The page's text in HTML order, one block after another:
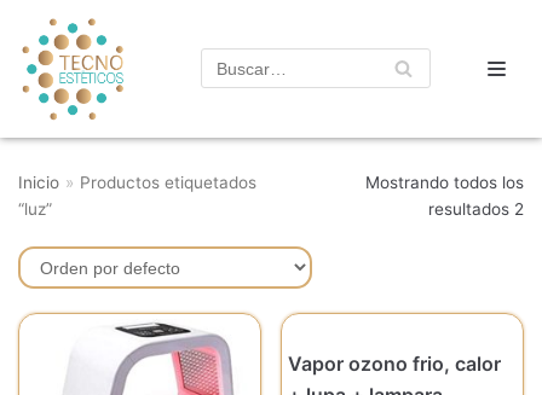
Saltar
al
contenido
Inicio » Productos etiquetados
“luz”
Mostrando todos los
resultados 2
Vapor ozono frio, calor